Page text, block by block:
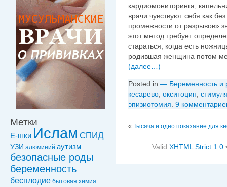
Метки
Е-шки Ислам СПИД
УЗИ алюминий аутизм
безопасные роды
беременность
бесплодие бытовая химия
кардиомониторинга,
врачи чувствуют себя как
промежности от разрывов»
этот метод требует
стараться, когда есть
родившая женщина потом
(далее…)
Posted in — Беременность и
кесарево окситоцин
эпизиотомия 9
« Тысяча и одно показание для
ValidXHTML Strict 1.0